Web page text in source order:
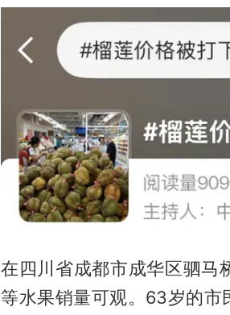
在四川省成都市成华区驷马
等水果销量可观。63岁的市